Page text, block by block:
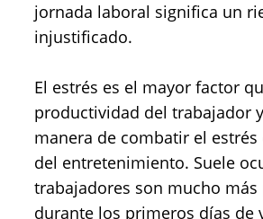
jornada laboral significa un
injustificado.
El estrés es el mayor factor
productividad del trabajador
manera de combatir el estrés
del entretenimiento. Suele
trabajadores son mucho
durante los primeros días de